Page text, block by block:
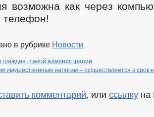
возможна как через
в рубрике Новости
главой администрации
имущественным налогам – осуществляется в срок
комментарий, или ссылку на